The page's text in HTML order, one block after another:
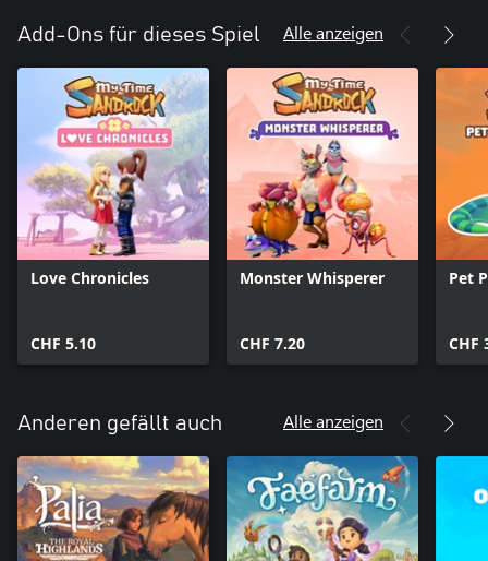
Add-Ons für dieses Spiel Alle anzeigen
Love Chronicles
CHF 5.10
Monster Whisperer
CHF 7.20
Pet
CHF
Anderen gefällt auch Alle anzeigen